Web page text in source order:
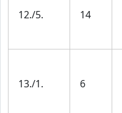
12./5. 14
13./1. 6